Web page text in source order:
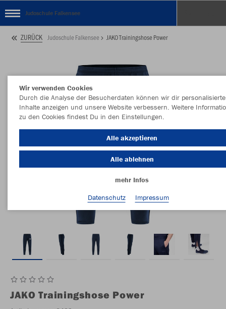
Judoschule Falkensee
ZURÜCK Judoschule Falkensee JAKO Trainingshose Power
JAKO Trainingshose Power
Wir verwenden Cookies
Durch die Analyse der Besucherdaten können wir dir personalisierte
Inhalte anzeigen und unsere Website verbessern. Weitere
zu den Cookies findest Du in den Einstellungen.
Alle akzeptieren
Alle ablehnen
mehr Infos
Datenschutz
Impressum